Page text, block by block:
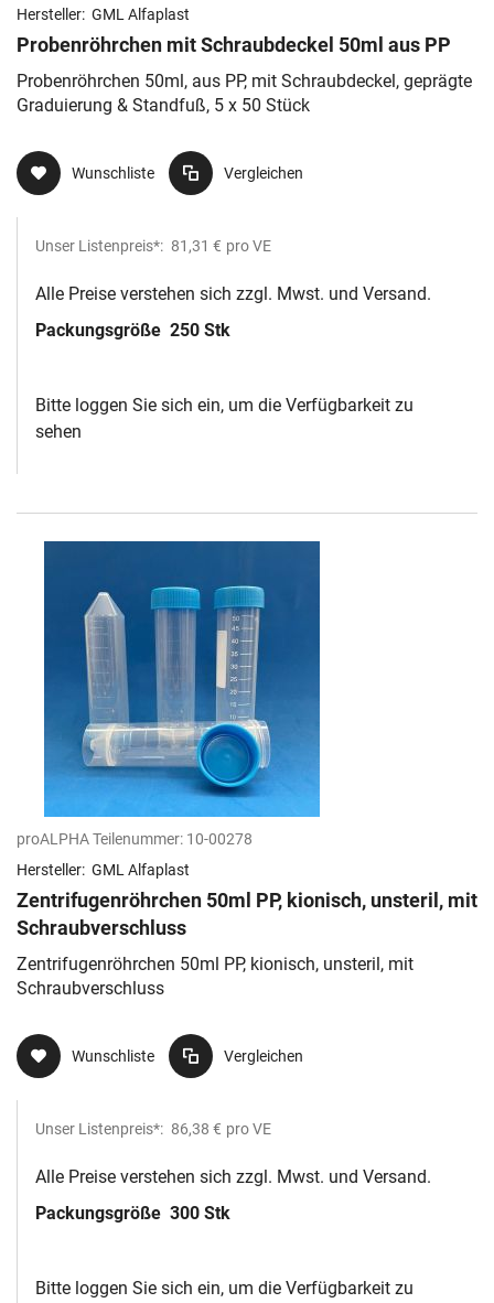
Hersteller: GML Alfaplast
Probenröhrchen mit Schraubdeckel 50ml aus PP
Probenröhrchen 50ml, aus PP, mit Schraubdeckel, geprägte
Graduierung & Standfuß, 5 x 50 Stück
Wunschliste Vergleichen
Unser Listenpreis*: 81,31 € pro VE
Alle Preise verstehen sich zzgl. Mwst. und Versand.
Packungsgröße 250 Stk
Bitte loggen Sie sich ein, um die Verfügbarkeit zu
sehen
proALPHA Teilenummer: 10-00278
Hersteller: GML Alfaplast
Zentrifugenröhrchen 50ml PP, kionisch, unsteril, mit
Schraubverschluss
Zentrifugenröhrchen 50ml PP, kionisch, unsteril, mit
Schraubverschluss
Wunschliste Vergleichen
Unser Listenpreis*: 86,38 € pro VE
Alle Preise verstehen sich zzgl. Mwst. und Versand.
Packungsgröße 300 Stk
Bitte loggen Sie sich ein, um die Verfügbarkeit zu